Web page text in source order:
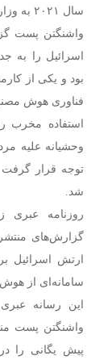
سال ۲۰۲۱ به وزارت جنگ و ارتش اسرائیل کمک می‌کند.
واشنگتن پست
اسرائیل را به
بود و یکی از
فناوری هوش
استفاده مخرب
وحشیانه علیه
توجه قرار گرفت
شد.
روزنامه عبری
گزارش‌های
ارتش اسرائیل
سامانه‌ای از
این رسانه
واشنگتن پست
پیش یگانی را